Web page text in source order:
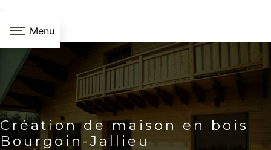
Menu
Création de maison en bois
Bourgoin-Jallieu